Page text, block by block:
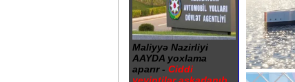
Maliyyə Nazirliyi
AAYDA yoxlama
aparır - Ciddi